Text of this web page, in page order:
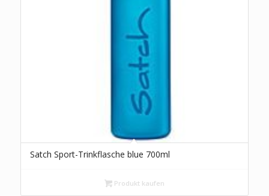
Satch Sport-Trinkflasche blue 700ml
Produkt kaufen